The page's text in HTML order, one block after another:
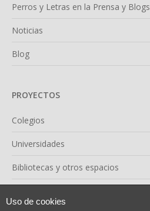
Perros y Letras en la Prensa y Blogs
Noticias
Blog
PROYECTOS
Colegios
Universidades
Bibliotecas y otros espacios
Uso de cookies